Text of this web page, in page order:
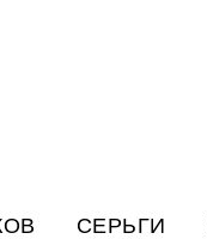
СЕРЬГИ